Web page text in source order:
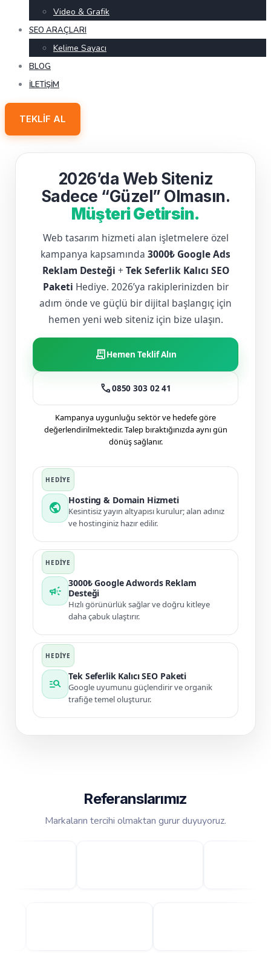
Video & Grafik
SEO ARAÇLARI
Kelime Sayacı
BLOG
İLETIŞIM
TEKLIF AL
2026’da Web Siteniz
Sadece “Güzel” Olmasın.
Müşteri Getirsin.
Web tasarım hizmeti alan işletmelere özel
kampanya kapsamında 3000₺ Google Ads
Reklam Desteği + Tek Seferlik Kalıcı SEO
Paketi Hediye. 2026’ya rakiplerinizden bir
adım önde ve güçlü bir dijital başlangıç için
hemen yeni web siteniz için bize ulaşın.
receipt_longHemen Teklif Alın
call0850 303 02 41
Kampanya uygunluğu sektör ve hedefe göre
değerlendirilmektedir. Talep bıraktığınızda aynı gün
dönüş sağlanır.
public
Hosting & Domain Hizmeti
Kesintisiz yayın altyapısı kurulur; alan adınız
ve hostinginiz hazır edilir.
campaign
3000₺ Google Adwords Reklam
Desteği
Hızlı görünürlük sağlar ve doğru kitleye
daha çabuk ulaştırır.
manage_search
Tek Seferlik Kalıcı SEO Paketi
Google uyumunu güçlendirir ve organik
trafiğe temel oluşturur.
Referanslarımız
Markaların tercihi olmaktan gurur duyuyoruz.